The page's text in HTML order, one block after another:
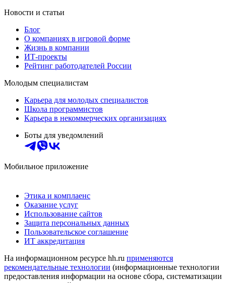
Новости и статьи
Блог
О компаниях в игровой форме
Жизнь в компании
ИТ-проекты
Рейтинг работодателей России
Молодым специалистам
Карьера для молодых специалистов
Школа программистов
Карьера в некоммерческих организациях
Боты для уведомлений
Мобильное приложение
Этика и комплаенс
Оказание услуг
Использование сайтов
Защита персональных данных
Пользовательское соглашение
ИТ аккредитация
На информационном ресурсе hh.ru применяются
рекомендательные технологии (информационные технологии
предоставления информации на основе сбора, систематизации